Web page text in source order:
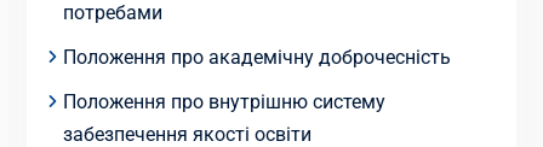
потребами
Положення про академічну доброчесність
Положення про внутрішню систему
забезпечення якості освіти